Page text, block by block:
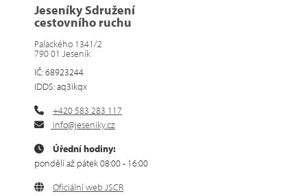
Jeseníky Sdružení
cestovního ruchu
Palackého 1341/2
790 01 Jeseník
IČ: 68923244
IDDS: aq3ikqx
+420 583 283 117
info@jeseniky.cz
Úřední hodiny:
pondělí až pátek 08:00 - 16:00
Oficiální web JSCR